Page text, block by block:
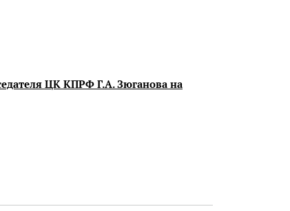
ЦК КПРФ Г.А. Зюганова на